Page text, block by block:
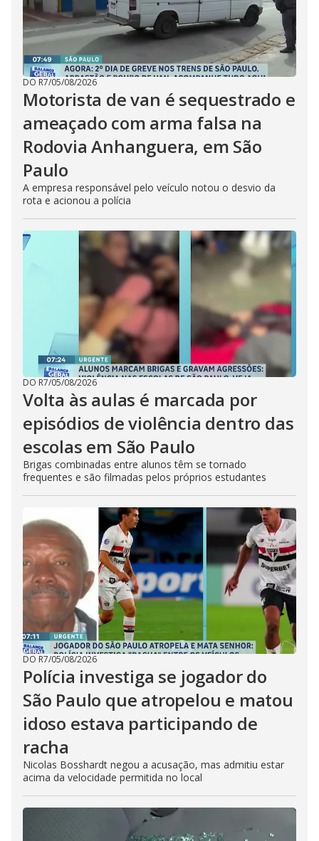
DO R7/05/08/2026
Motorista de van é sequestrado e
ameaçado com arma falsa na
Rodovia Anhanguera, em São
Paulo
A empresa responsável pelo veículo notou o desvio da
rota e acionou a polícia
DO R7/05/08/2026
Volta às aulas é marcada por
episódios de violência dentro das
escolas em São Paulo
Brigas combinadas entre alunos têm se tornado
frequentes e são filmadas pelos próprios estudantes
DO R7/05/08/2026
Polícia investiga se jogador do
São Paulo que atropelou e matou
idoso estava participando de
racha
Nicolas Bosshardt negou a acusação, mas admitiu estar
acima da velocidade permitida no local